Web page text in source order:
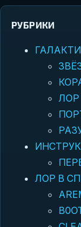
РУБРИКИ
ЛОР
ЛОР В